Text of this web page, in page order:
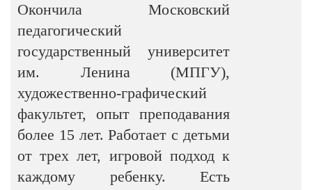
Окончила Московский
педагогический
государственный университет
им. Ленина (МПГУ),
художественно-графический
факультет, опыт преподавания
более 15 лет. Работает с детьми
от трех лет, игровой подход к
каждому ребенку. Есть